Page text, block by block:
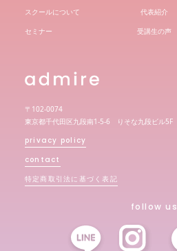
スクールについて 代表紹介
セミナー
受講生の声
〒102-0074
東京都千代田区九段南1-5-6 りそな九段ビル5F
privacy policy
contact
特定商取引法に基づく表記
follow us